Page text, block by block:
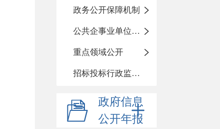
政务公开保障机制
公共企事业单位信息公开
重点领域公开
招标投标行政监督责任清单
政府信息
公开年报